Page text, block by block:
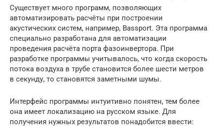
Существует много программ, позволяющих
автоматизировать расчёты при построении
акустических систем, например, Bassport. Эта программа
специально разработана для автоматизации
проведения расчёта порта фазоинвертора. При
разработке программы учитывалось, что когда скорость
потока воздуха в трубе становится более шести метров
в секунду, то становятся заметными шумы.
Интерфейс программы интуитивно понятен, тем более
она имеет локализацию на русском языке. Для
получения нужных результатов понадобится ввести: